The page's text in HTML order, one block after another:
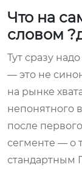
Что на
словом
Тут сразу
— это не
на рынке
непонятного
после
сегменте — о
стандартным